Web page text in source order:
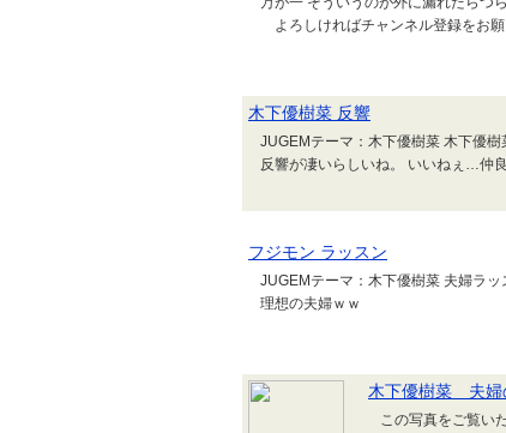
よろしければチャンネル登録を
木下優樹菜 反響
JUGEMテーマ：木下優樹菜 木下優
反響が凄いらしいね。 いいねぇ…仲
フジモン ラッスン
JUGEMテーマ：木下優樹菜 夫婦ラ
理想の夫婦ｗｗ
木下優樹菜 夫婦
この写真をご覧い